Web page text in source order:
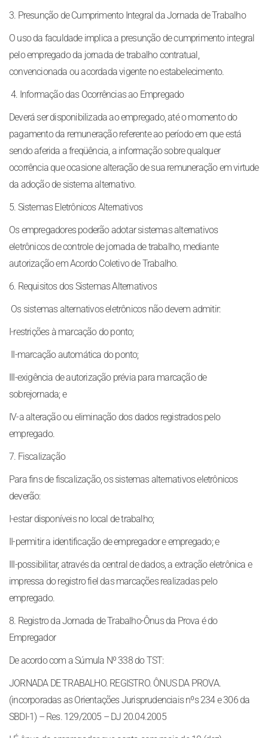
3. Presunção de Cumprimento Integral da Jornada de Trabalho
O uso da faculdade implica a presunção de cumprimento integral
pelo empregado da jornada de trabalho contratual,
convencionada ou acordada vigente no estabelecimento.
4. Informação das Ocorrências ao Empregado
Deverá ser disponibilizada ao empregado, até o momento do
pagamento da remuneração referente ao período em que está
sendo aferida a freqüência, a informação sobre qualquer
ocorrência que ocasione alteração de sua remuneração em virtude
da adoção de sistema alternativo.
5. Sistemas Eletrônicos Alternativos
Os empregadores poderão adotar sistemas alternativos
eletrônicos de controle de jornada de trabalho, mediante
autorização em Acordo Coletivo de Trabalho.
6. Requisitos dos Sistemas Alternativos
Os sistemas alternativos eletrônicos não devem admitir:
I-restrições à marcação do ponto;
II-marcação automática do ponto;
III-exigência de autorização prévia para marcação de
sobrejornada; e
IV-a alteração ou eliminação dos dados registrados pelo
empregado.
7. Fiscalização
Para fins de fiscalização, os sistemas alternativos eletrônicos
deverão:
I-estar disponíveis no local de trabalho;
II-permitir a identificação de empregador e empregado; e
III-possibilitar, através da central de dados, a extração eletrônica e
impressa do registro fiel das marcações realizadas pelo
empregado.
8. Registro da Jornada de Trabalho-Ônus da Prova é do
Empregador
De acordo com a Súmula Nº 338 do TST:
JORNADA DE TRABALHO. REGISTRO. ÔNUS DA PROVA.
(incorporadas as Orientações Jurisprudenciais nºs 234 e 306 da
SBDI-1) – Res. 129/2005 – DJ 20.04.2005